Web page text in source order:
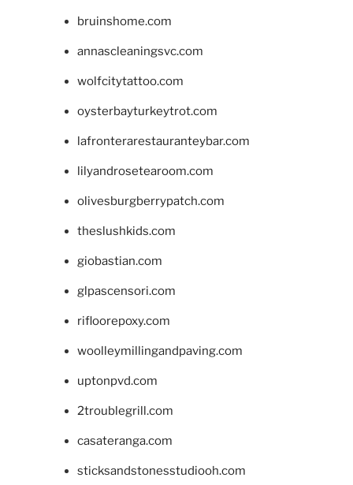
bruinshome.com
annascleaningsvc.com
wolfcitytattoo.com
oysterbayturkeytrot.com
lafronterarestauranteybar.com
lilyandrosetearoom.com
olivesburgberrypatch.com
theslushkids.com
giobastian.com
glpascensori.com
rifloorepoxy.com
woolleymillingandpaving.com
uptonpvd.com
2troublegrill.com
casateranga.com
sticksandstonesstudiooh.com